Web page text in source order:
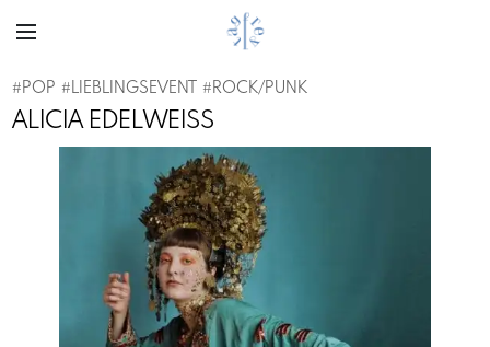
#POP #LIEBLINGSEVENT #ROCK/PUNK
ALICIA EDELWEISS